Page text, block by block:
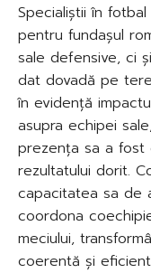
Specialiștii în
pentru fundașul
sale defensive, ci
dat dovadă pe
în evidență
asupra echipei
prezența sa a fost
rezultatului dorit.
capacitatea sa de
coordona
meciului,
coerentă și